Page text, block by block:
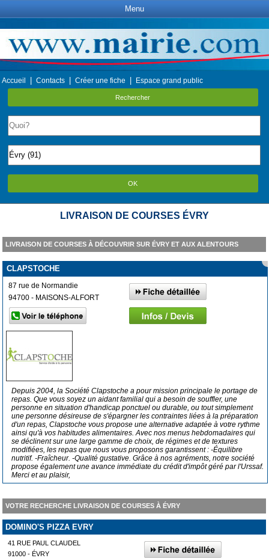
Menu
Accueil Contacts Créer une fiche Espace grand public
Rechercher
OK
LIVRAISON DE COURSES ÉVRY
LIVRAISON DE COURSES À DÉCOUVRIR SUR ÉVRY ET AUX ALENTOURS
CLAPSTOCHE
87 rue de Normandie
94700 - MAISONS-ALFORT
Depuis 2004, la Société Clapstoche a pour mission principale le portage de
repas. Que vous soyez un aidant familial qui a besoin de souffler, une
personne en situation d'handicap ponctuel ou durable, ou tout simplement
une personne désireuse de s'épargner les contraintes liées à la préparation
d'un repas, Clapstoche vous propose une alternative adaptée à votre rythme
ainsi qu'à vos habitudes alimentaires. Avec nos menus hebdomadaires qui
se déclinent sur une large gamme de choix, de régimes et de textures
modifiées, les repas que nous vous proposons garantissent : -Équilibre
nutritif. -Fraîcheur. -Qualité gustative. Grâce à nos agréments, notre société
propose également une avance immédiate du crédit d'impôt géré par l'Urssaf.
Merci et au plaisir,
VOTRE RECHERCHE LIVRAISON DE COURSES À ÉVRY
DOMINO'S PIZZA EVRY
41 RUE PAUL CLAUDEL
91000 - ÉVRY